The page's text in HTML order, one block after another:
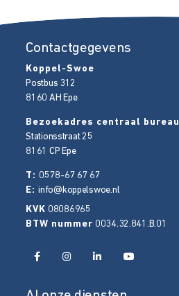
Contactgegevens
Koppel-Swoe
Postbus 312
8160 AH Epe
Bezoekadres centraal bureau
Stationsstraat 25
8161 CP Epe
T: 0578-67 67 67
E:info@koppelswoe.nl
KVK 08086965
BTW nummer 0034.32.841.B.01